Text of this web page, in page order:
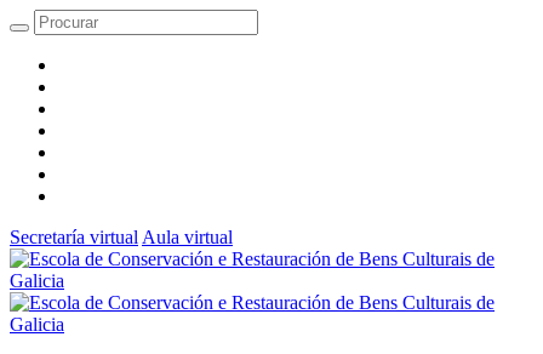
Secretaría virtual Aula virtual